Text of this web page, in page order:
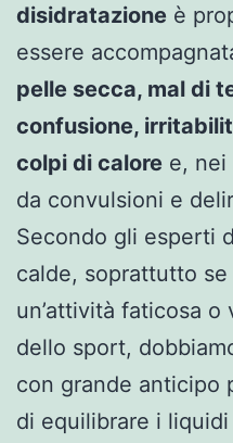
disidratazione è
essere
pelle secca, mal di
confusione,
colpi di calore e, nei
da convulsioni e
Secondo gli esperti
calde, soprattutto
un’attività faticosa o
dello sport,
con grande anticipo
di equilibrare i